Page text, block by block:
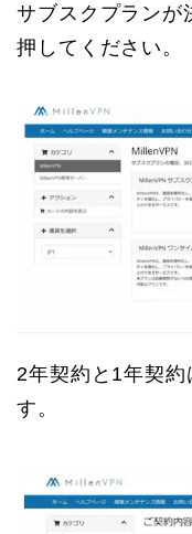
サブスクプランが
押してください。
2年契約と1年契
す。